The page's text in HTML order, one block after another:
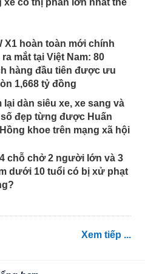
X1 hoàn toàn mới chính
mắt tại Việt Nam: 80
hàng đầu tiên được ưu
1,668 tỷ đồng
lại dàn siêu xe, xe sang và
số đẹp từng được Huấn
khoe trên mạng xã hội
chỗ chở 2 người lớn và 3
dưới 10 tuổi có bị xử phạt
Xem tiếp ...